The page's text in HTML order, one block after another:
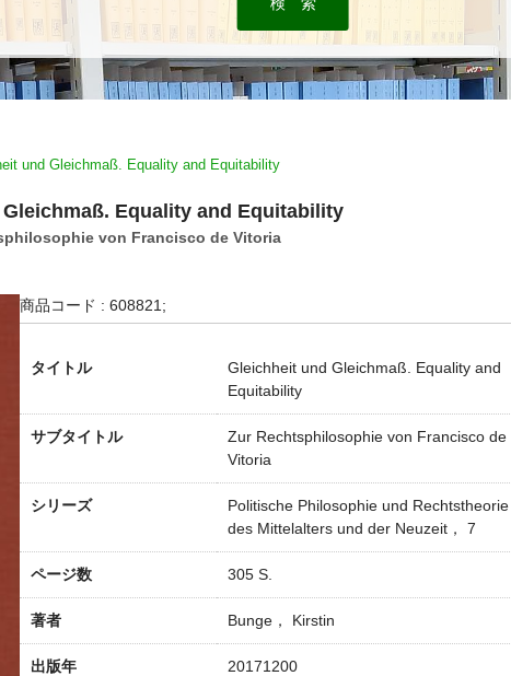
und Gleichmaß. Equality and Equitability
Equality and Equitability
von Francisco de Vitoria
商品コード : 608821;
タイトル
Gleichheit und Gleichmaß. Equality and
Equitability
サブタイトル
Zur Rechtsphilosophie von Francisco de
Vitoria
シリーズ
Politische Philosophie und Rechtstheorie
des Mittelalters und der Neuzeit， 7
ページ数 305 S.
著者 Bunge， Kirstin
出版年 20171200